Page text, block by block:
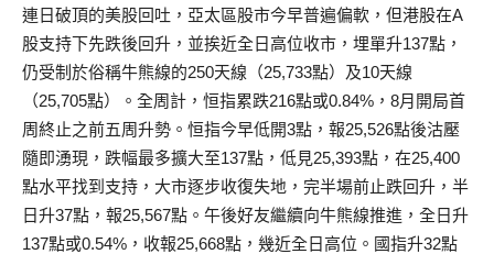
連日破頂的美股回吐，亞太區股市今早普遍偏軟，但港股在A
股支持下先跌後回升，並挨近全日高位收市，埋單升137點，
仍受制於俗稱牛熊線的250天線（25,733點）及10天線
（25,705點）。全周計，恒指累跌216點或0.84%，8月開局首
周終止之前五周升勢。恒指今早低開3點，報25,526點後沽壓
隨即湧現，跌幅最多擴大至137點，低見25,393點，在25,400
點水平找到支持，大市逐步收復失地，完半場前止跌回升，半
日升37點，報25,567點。午後好友繼續向牛熊線推進，全日升
137點或0.54%，收報25,668點，幾近全日高位。國指升32點